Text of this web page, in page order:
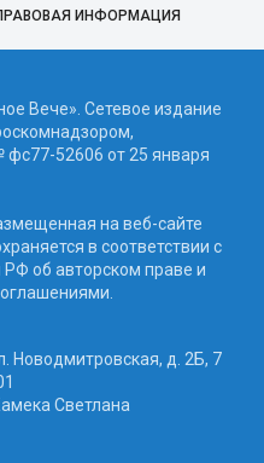
ИНФОРМАЦИЯ
Вече». Сетевое издание
фc77-52606 от 25 января
на веб-сайте
в соответствии с
об авторском праве и
Новодмитровская, д. 2Б, 7
Светлана